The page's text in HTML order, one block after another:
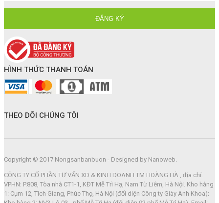
HÌNH THỨC THANH TOÁN
THEO DÕI CHÚNG TÔI
Copyright © 2017 Nongsanbanbuon - Designed by Nanoweb.
CÔNG TY CỔ PHẦN TƯ VẤN XD & KINH DOANH TM HOÀNG HÀ , địa chỉ:
VPHN: P.808, Tòa nhà CT1-1, KĐT Mễ Trì Hạ, Nam Từ Liêm, Hà Nội. Kho hàng
1: Cụm 12, Tích Giang, Phúc Thọ, Hà Nội (đối diện Công ty Giày Anh Khoa);